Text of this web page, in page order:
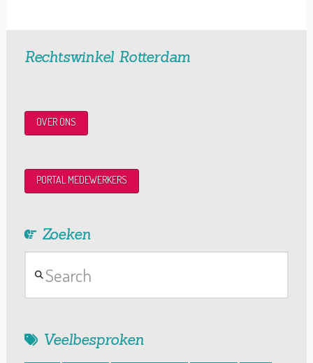
Rechtswinkel Rotterdam
OVER ONS
PORTAL MEDEWERKERS
Zoeken
Veelbesproken